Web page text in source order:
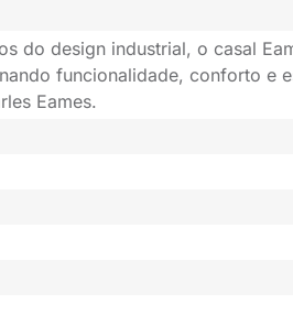
do design industrial, o casal
funcionalidade, conforto e
Eames.